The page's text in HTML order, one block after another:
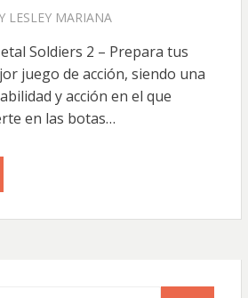
LESLEY MARIANA
Soldiers 2 – Prepara tus
juego de acción, siendo una
y acción en el que
en las botas…